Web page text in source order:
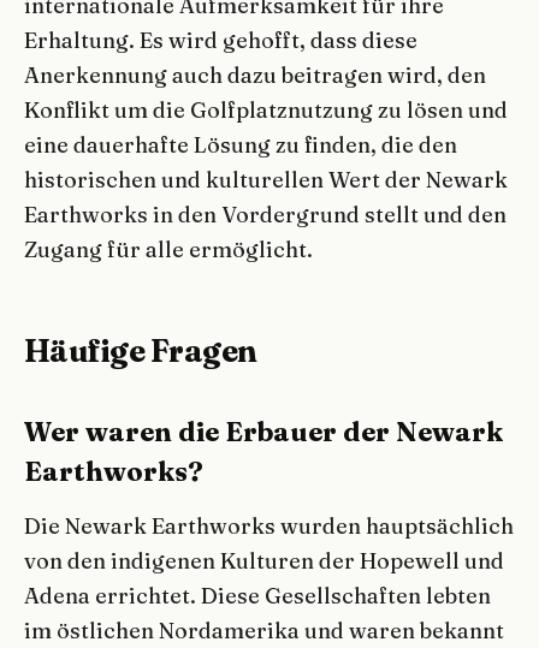
internationale Aufmerksamkeit für ihre
Erhaltung. Es wird gehofft, dass diese
Anerkennung auch dazu beitragen wird, den
Konflikt um die Golfplatznutzung zu lösen und
eine dauerhafte Lösung zu finden, die den
historischen und kulturellen Wert der Newark
Earthworks in den Vordergrund stellt und den
Zugang für alle ermöglicht.
Häufige Fragen
Wer waren die Erbauer der Newark
Earthworks?
Die Newark Earthworks wurden hauptsächlich
von den indigenen Kulturen der Hopewell und
Adena errichtet. Diese Gesellschaften lebten
im östlichen Nordamerika und waren bekannt